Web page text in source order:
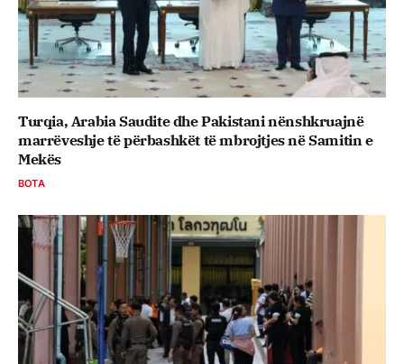
Turqia, Arabia Saudite dhe Pakistani nënshkruajnë
marrëveshje të përbashkët të mbrojtjes në Samitin e
Mekës
BOTA